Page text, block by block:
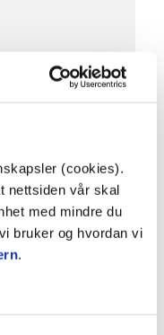
(cookies).
nettsiden vår skal
med mindre du
bruker og hvordan vi
.